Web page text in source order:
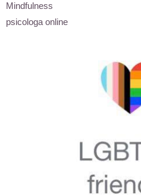
Mindfulness
psicologa online